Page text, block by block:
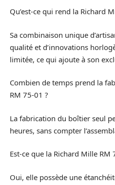
Qu’est-ce qui rend la Richard
Sa combinaison unique
qualité et d’innovations
limitée, ce qui ajoute à son
Combien de temps prend la
RM 75-01 ?
La fabrication du boîtier seul
heures, sans compter
Est-ce que la Richard Mille RM
Oui, elle possède une